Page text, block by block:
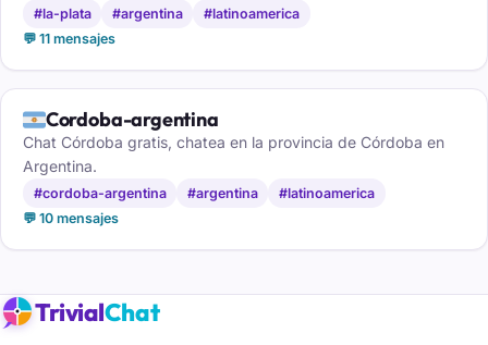
capital bonaerense.
#la-plata #argentina
#latinoamerica
💬 11 mensajes
🇦🇷Cordoba-argentina
Chat Córdoba gratis, chatea en la provincia de Córdoba en
Argentina.
#cordoba-argentina #argentina
#latinoamerica
💬 10 mensajes
TrivialChat